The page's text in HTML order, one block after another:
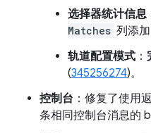
选择器统计信息
Matches 列添
轨道配置模式 ：
(345256274)。
控制台 ：修复了使用
条相同控制台消息的